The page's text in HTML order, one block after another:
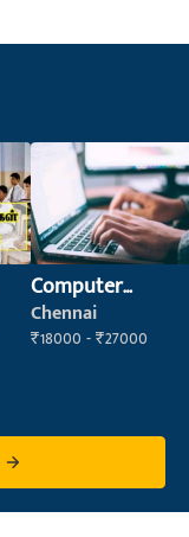
Computer
Operator
Chennai
₹18000 - ₹27000